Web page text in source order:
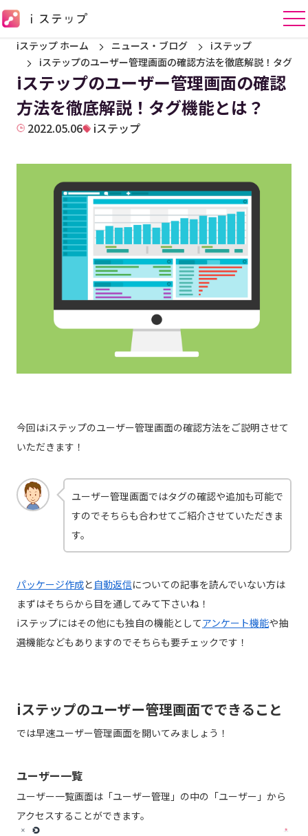
iステップ ホーム ニュース・ブログ
iステップ
iステップのユーザー管理画面の確認方法を徹底解説！タグ機
iステップのユーザー管理画面の確認
方法を徹底解説！タグ機能とは？
2022.05.06 iステップ
今回はiステップのユーザー管理画面の確認方法をご説明させて
いただきます！
ユーザー管理画面ではタグの確認や追加も可能で
すのでそちらも合わせてご紹介させていただきま
す。
パッケージ作成と 自動返信についての記事を読んでいない方は
まずはそちらから目を通してみて下さいね！
iステップにはその他にも独自の機能としてアンケート機能や抽
選機能などもありますのでそちらも要チェックです！
iステップのユーザー管理画面でできること
では早速ユーザー管理画面を開いてみましょう！
ユーザー一覧
ユーザー一覧画面は「ユーザー管理」の中の「ユーザー」から
アクセスすることができます。